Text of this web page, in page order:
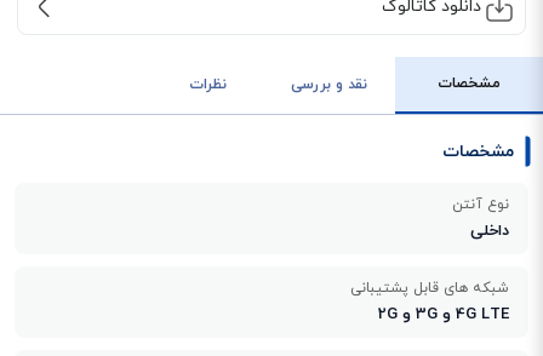
دانلود کاتالوگ
مشخصات نقد و بررسی نظرات
مشخصات
نوع آنتن
داخلی
شبکه های قابل پشتیبانی
4G LTE و 3G و 2G